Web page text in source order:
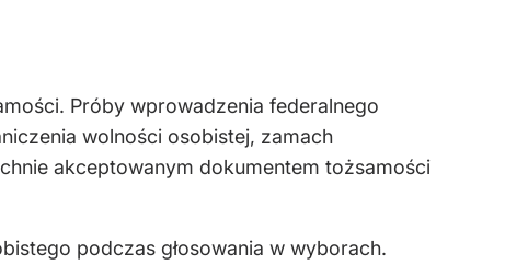
Próby wprowadzenia federalnego
wolności osobistej, zamach
akceptowanym dokumentem tożsamości
podczas głosowania w wyborach.